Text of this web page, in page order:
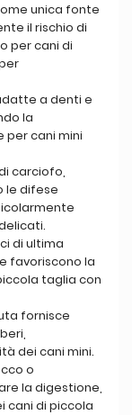
unica fonte
il rischio di
per cani di
a denti e
la
per cani mini
carciofo,
le difese
di ultima
favoriscono la
taglia con
fornisce
dei cani mini.
o
la digestione,
cani di piccola